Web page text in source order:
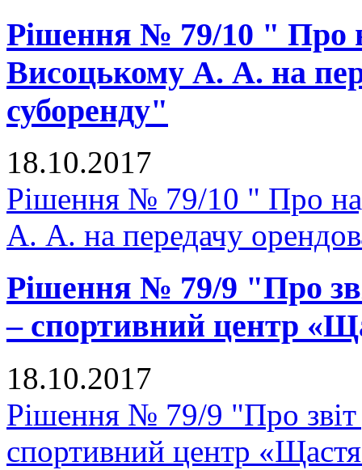
Рішення № 79/10 " Про
Висоцькому А. А. на
суборенду"
18.10.2017
Рішення № 79/10 " Про
А. А. на передачу
Рішення № 79/9 "Про
– спортивний центр
18.10.2017
Рішення № 79/9 "Про
спортивний центр